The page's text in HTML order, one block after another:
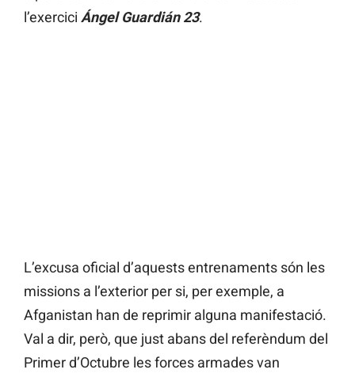
l’exercici Ángel Guardián 23.
L’excusa oficial d’aquests entrenaments són les
missions a l’exterior per si, per exemple, a
Afganistan han de reprimir alguna manifestació.
Val a dir, però, que just abans del referèndum del
Primer d’Octubre les forces armades van